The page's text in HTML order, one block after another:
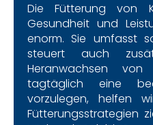
Die Fütterung von
Gesundheit und
enorm. Sie umfasst
steuert auch
Heranwachsen
tagtäglich eine
vorzulegen, helfen
Fütterungsstrategien